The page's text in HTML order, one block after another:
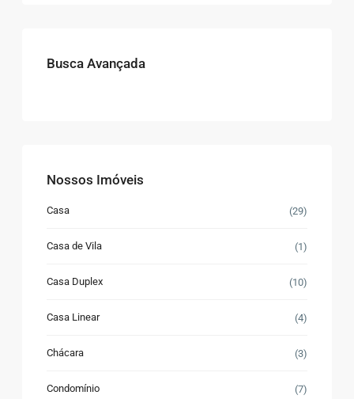
Busca Avançada
Nossos Imóveis
Casa (29)
Casa de Vila (1)
Casa Duplex (10)
Casa Linear (4)
Chácara (3)
Condomínio (7)